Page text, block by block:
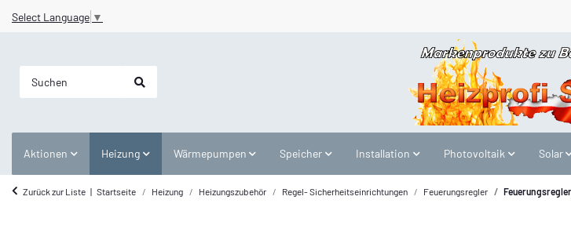
Select Language ▼
Aktionen Heizung Wärmepumpen Speicher Installation Photovoltaik Solar
Zurück zur Liste Startseite Heizung Heizungszubehör Regel- Sicherheitseinrichtungen Feuerungsregler